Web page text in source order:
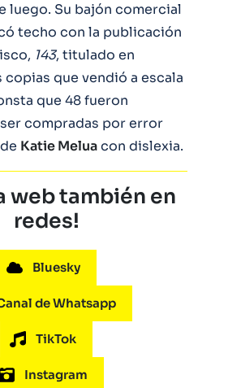
luego. Su bajón comercial
techo con la publicación
143, titulado en
copias que vendió a escala
que 48 fueron
compradas por error
Katie Meluacon dislexia.
web también en
redes!
Bluesky
de Whatsapp
TikTok
Instagram